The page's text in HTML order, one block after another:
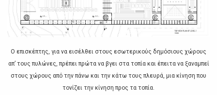
Ο επισκέπτης, για να εισέλθει στους εσωτερικούς δημόσιους χώρους
απ’ τους πυλώνες, πρέπει πρώτα να βγει στα τοπία και έπειτα να ξαναμπεί
στους χώρους από την πάνω και την κάτω τους πλευρά, μια κίνηση που
τονίζει την κίνηση προς τα τοπία.